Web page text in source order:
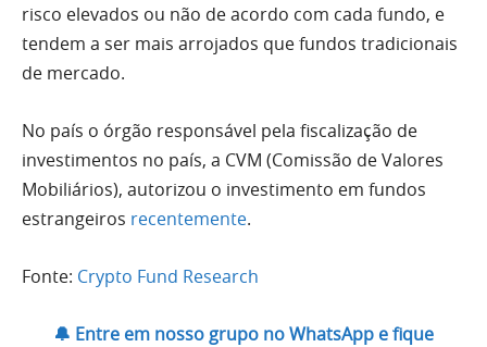
risco elevados ou não de acordo com cada fundo, e
tendem a ser mais arrojados que fundos tradicionais
de mercado.
No país o órgão responsável pela fiscalização de
investimentos no país, a CVM (Comissão de Valores
Mobiliários), autorizou o investimento em fundos
estrangeiros recentemente.
Fonte: Crypto Fund Research
🔔 Entre em nosso grupo no WhatsApp e fique